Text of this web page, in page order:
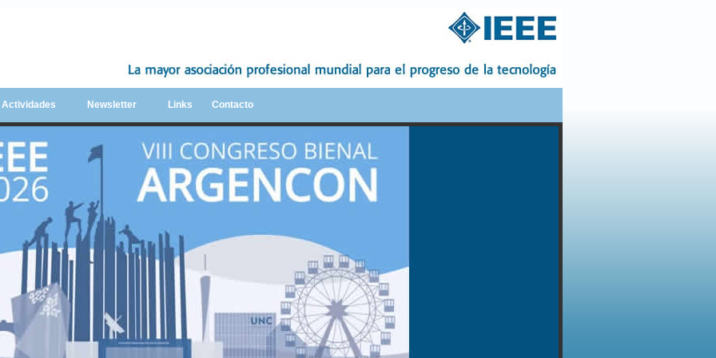
Newsletter Links Contacto